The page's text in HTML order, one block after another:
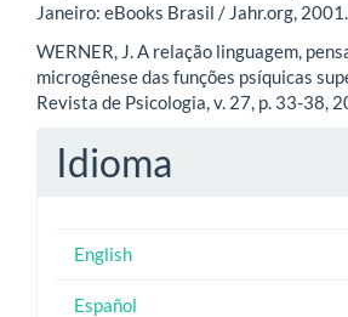
Janeiro: eBooks Brasil / Jahr.org, 2001.
WERNER, J. A relação linguagem,
microgênese das funções psíquicas
Revista de Psicologia, v. 27, p. 33-38,
Idioma
English
Español